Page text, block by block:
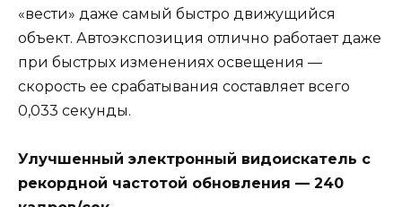
«вести» даже самый быстро движущийся
объект. Автоэкспозиция отлично работает даже
при быстрых изменениях освещения —
скорость ее срабатывания составляет всего
0,033 секунды.
Улучшенный электронный видоискатель с
рекордной частотой обновления — 240